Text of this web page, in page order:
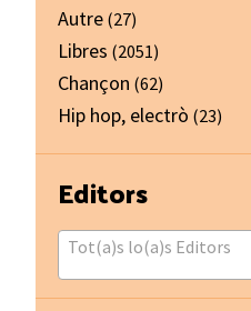
Autre (27)
Libres (2051)
Chançon (62)
Hip hop, electrò (23)
Editors
Tot(a)s lo(a)s Editors